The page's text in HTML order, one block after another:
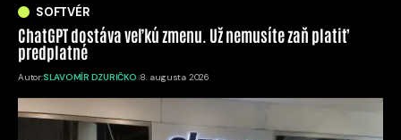
SOFTVÉR
ChatGPT dostáva veľkú zmenu. Už nemusíte zaň platiť
predplatné
Autor:SLAVOMÍR DZURIČKO 8. augusta 2026